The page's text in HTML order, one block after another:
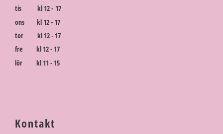
tis kl 12 - 17
ons kl 12 - 17
tor kl 12 - 17
fre kl 12 - 17
lör kl 11 - 15
Kontakt